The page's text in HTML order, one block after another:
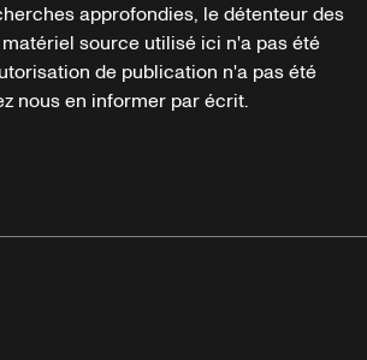
approfondies, le détenteur des
source utilisé ici n'a pas été
de publication n'a pas été
nous en informer par écrit.